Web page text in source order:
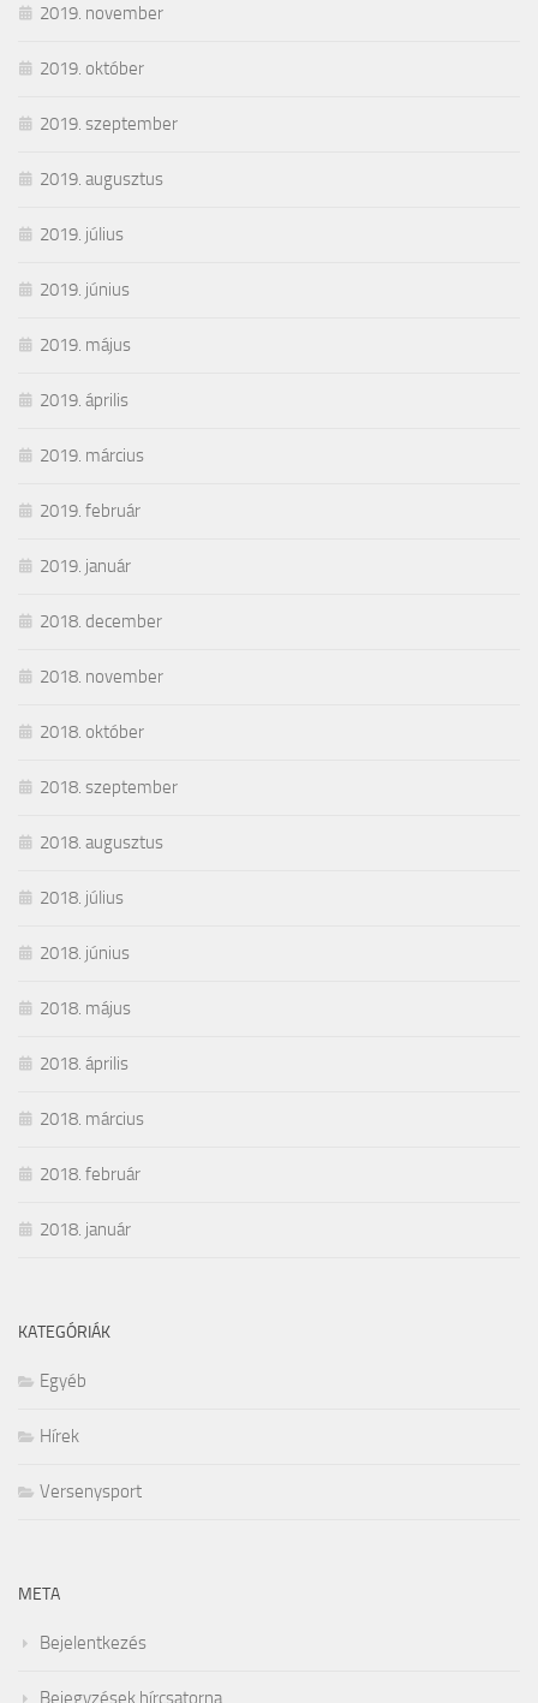
2019. november
2019. október
2019. szeptember
2019. augusztus
2019. július
2019. június
2019. május
2019. április
2019. március
2019. február
2019. január
2018. december
2018. november
2018. október
2018. szeptember
2018. augusztus
2018. július
2018. június
2018. május
2018. április
2018. március
2018. február
2018. január
KATEGÓRIÁK
Egyéb
Hírek
Versenysport
META
Bejelentkezés
Bejegyzések hírcsatorna